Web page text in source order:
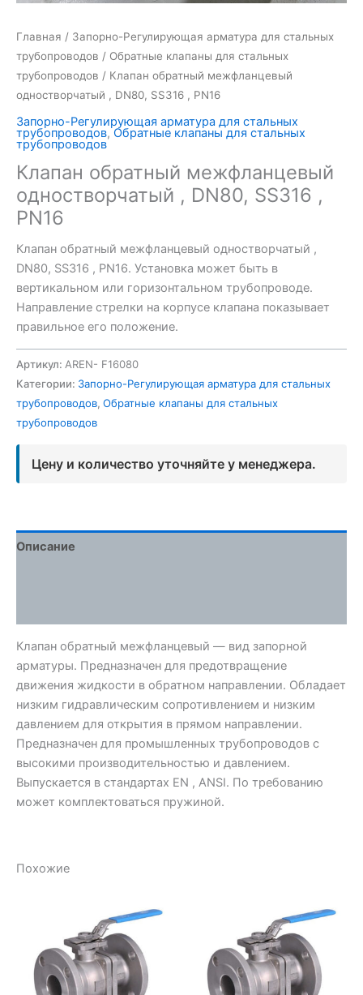
Главная / Запорно-Регулирующая арматура для стальных
трубопроводов / Обратные клапаны для стальных
трубопроводов / Клапан обратный межфланцевый
одностворчатый , DN80, SS316 , PN16
Запорно-Регулирующая арматура для стальных
трубопроводов,Обратные клапаны для стальных
трубопроводов
Клапан обратный межфланцевый
одностворчатый , DN80, SS316 ,
PN16
Клапан обратный межфланцевый одностворчатый ,
DN80, SS316 , PN16. Установка может быть в
вертикальном или горизонтальном трубопроводе.
Направление стрелки на корпусе клапана показывает
правильное его положение.
Артикул: AREN- F16080
Категории: Запорно-Регулирующая арматура для стальных
трубопроводов, Обратные клапаны для стальных
трубопроводов
Цену и количество уточняйте у менеджера.
Описание
Клапан обратный межфланцевый — вид запорной
арматуры. Предназначен для предотвращение
движения жидкости в обратном направлении. Обладает
низким гидравлическим сопротивлением и низким
давлением для открытия в прямом направлении.
Предназначен для промышленных трубопроводов с
высокими производительностью и давлением.
Выпускается в стандартах EN , ANSI. По требованию
может комплектоваться пружиной.
Похожие